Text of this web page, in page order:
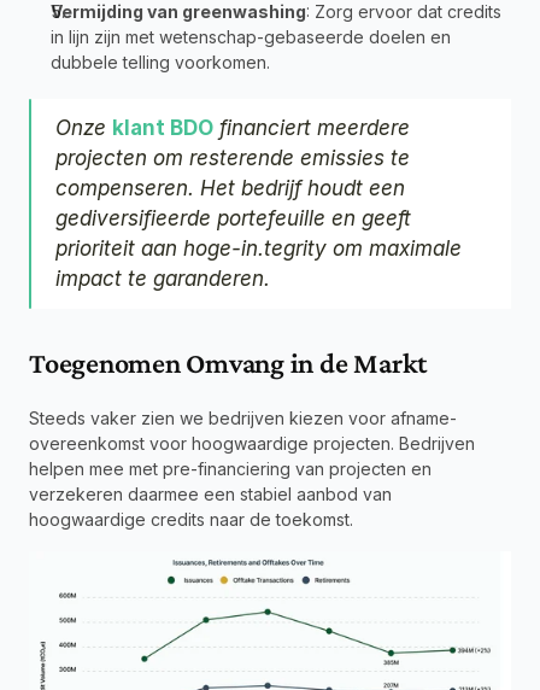
Vermijding van greenwashing: Zorg ervoor dat credits
in lijn zijn met wetenschap-gebaseerde doelen en
dubbele telling voorkomen.
Onze klant BDO financiert meerdere
projecten om resterende emissies te
compenseren. Het bedrijf houdt een
gediversifieerde portefeuille en geeft
prioriteit aan hoge-in.tegrity om maximale
impact te garanderen.
Toegenomen Omvang in de Markt
Steeds vaker zien we bedrijven kiezen voor afname-
overeenkomst voor hoogwaardige projecten. Bedrijven
helpen mee met pre-financiering van projecten en
verzekeren daarmee een stabiel aanbod van
hoogwaardige credits naar de toekomst.